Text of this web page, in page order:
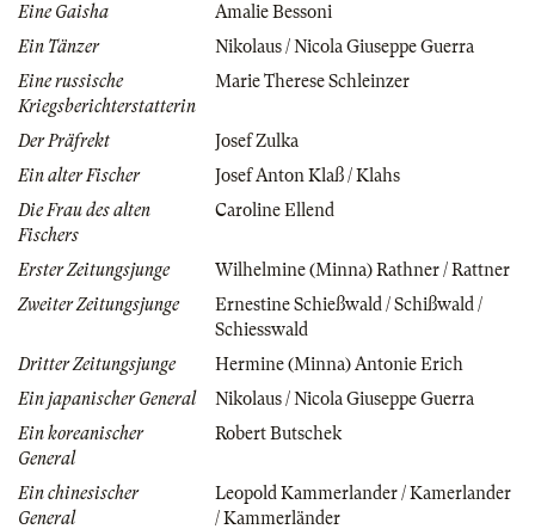
Eine Gaisha
Amalie Bessoni
Ein Tänzer
Nikolaus / Nicola Giuseppe Guerra
Eine russische
Kriegsberichterstatterin
Marie Therese Schleinzer
Der Präfrekt
Josef Zulka
Ein alter Fischer
Josef Anton Klaß / Klahs
Die Frau des alten
Fischers
Caroline Ellend
Erster Zeitungsjunge
Wilhelmine (Minna) Rathner / Rattner
Zweiter Zeitungsjunge
Ernestine Schießwald / Schißwald /
Schiesswald
Dritter Zeitungsjunge
Hermine (Minna) Antonie Erich
Ein japanischer General
Nikolaus / Nicola Giuseppe Guerra
Ein koreanischer
General
Robert Butschek
Ein chinesischer
General
Leopold Kammerlander / Kamerlander
/ Kammerländer